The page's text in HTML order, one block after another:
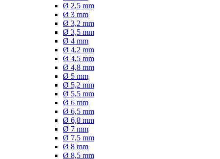
Ø 2,5 mm
Ø 3 mm
Ø 3,2 mm
Ø 3,5 mm
Ø 4 mm
Ø 4,2 mm
Ø 4,5 mm
Ø 4,8 mm
Ø 5 mm
Ø 5,2 mm
Ø 5,5 mm
Ø 6 mm
Ø 6,5 mm
Ø 6,8 mm
Ø 7 mm
Ø 7,5 mm
Ø 8 mm
Ø 8,5 mm